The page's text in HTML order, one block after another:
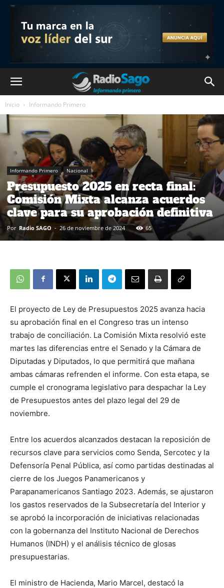
Inicio Informando Primero
Informando Primero Nacional
Presupuesto 2025 en recta final:
Comisión Mixta alcanza acuerdos
clave para su aprobación definitiva
Por Radio SAGO - 26 de noviembre de 2024 65
El proyecto de Ley de Presupuestos 2025 avanza hacia
su aprobación final en el Congreso tras un intenso
trabajo de conciliación. La Comisión Mixta resolvió este
martes las diferencias entre el Senado y la Cámara de
Diputadas y Diputados, lo que permitirá que mañana
ambas cámaras refrenden el informe. Con esta etapa, se
cumple el cronograma legislativo para despachar la Ley
de Presupuestos antes del plazo legal del 29 de
noviembre.
Entre los acuerdos alcanzados destacan la reposición de
recursos clave para servicios como Senda, Sercotec y la
Defensoría Penal Pública, así como partidas destinadas al
cierre de los Juegos Panamericanos y
Parapanamericanos Santiago 2023. Además, se ajustaron
los gastos reservados de la Subsecretaría del Interior y
se aprobó la incorporación de iniciativas relacionadas
con la gobernanza del Instituto Nacional de Derechos
Humanos (INDH) y el análisis técnico de glosas
presupuestarias.
El ministro de Hacienda, Mario Marcel, destacó la